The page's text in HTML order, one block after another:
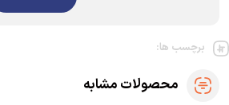
برچسب ها:
محصولات مشابه